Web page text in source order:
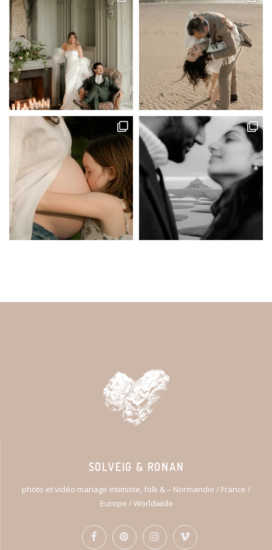
SOLVEIG & RONAN
photo et vidéo mariage intimiste, folk & – Normandie / France /
Europe / Worldwide